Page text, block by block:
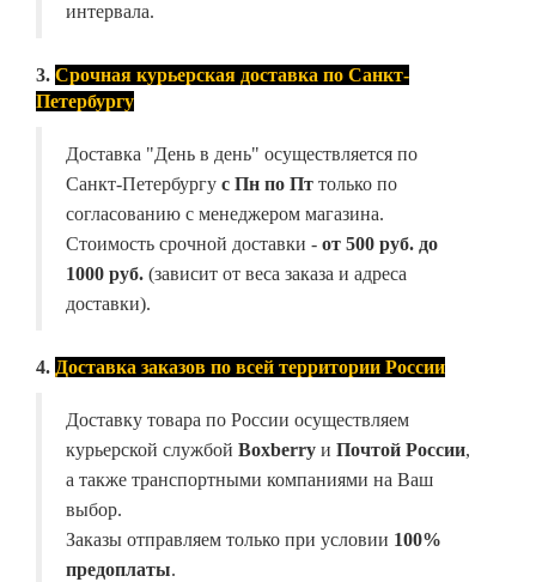
интервала.
3. Срочная курьерская доставка по Санкт-
Петербургу
Доставка "День в день" осуществляется по
Санкт-Петербургу с Пн по Пт только по
согласованию с менеджером магазина.
Стоимость срочной доставки - от 500 руб. до
1000 руб. (зависит от веса заказа и адреса
доставки).
4. Доставка заказов по всей территории России
Доставку товара по России осуществляем
курьерской службой Boxberry и Почтой России,
а также транспортными компаниями на Ваш
выбор.
Заказы отправляем только при условии 100%
предоплаты.